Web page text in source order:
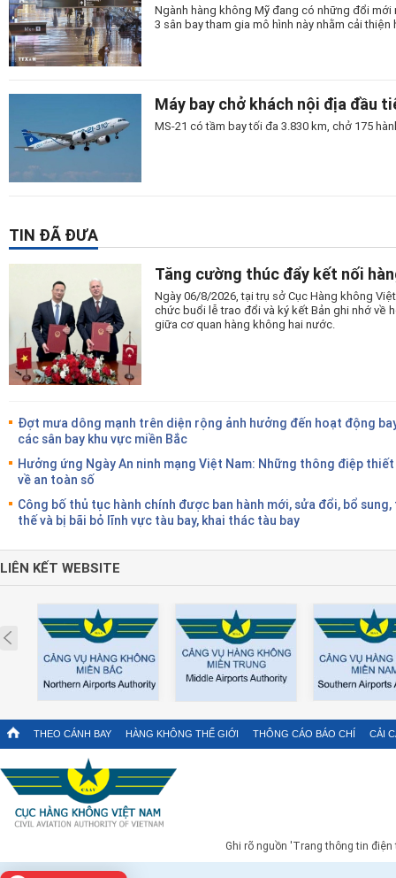
Ngành hàng không Mỹ đang có những đổi
3 sân bay tham gia mô hình này nhằm cải thiện
Máy bay chở khách nội địa đầu
MS-21 có tầm bay tối đa 3.830 km, chở 175
TIN ĐÃ ĐƯA
Tăng cường thúc đẩy kết nối
Ngày 06/8/2026, tại trụ sở Cục Hàng không
chức buổi lễ trao đổi và ký kết Bản ghi nhớ về
giữa cơ quan hàng không hai nước.
Đợt mưa dông mạnh trên diện rộng ảnh hưởng đến hoạt động
các sân bay khu vực miền Bắc
Hưởng ứng Ngày An ninh mạng Việt Nam: Những thông điệp
về an toàn số
Công bố thủ tục hành chính được ban hành mới, sửa đổi, bổ sung,
thế và bị bãi bỏ lĩnh vực tàu bay, khai thác tàu bay
LIÊN KẾT WEBSITE
Prev
THEO CÁNH BAY HÀNG KHÔNG THẾ GIỚI THÔNG CÁO BÁO CHÍ CẢI
Ghi rõ nguồn 'Trang thông tin